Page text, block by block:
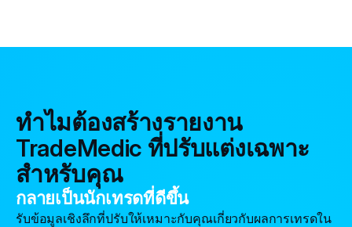
ทำไมต้องสร้างรายงาน
TradeMedic ที่ปรับแต่งเฉพาะ
สำหรับคุณ
กลายเป็นนักเทรดที่ดีขึ้น
รับข้อมูลเชิงลึกที่ปรับให้เหมาะกับคุณเกี่ยวกับผลการเทรดใน